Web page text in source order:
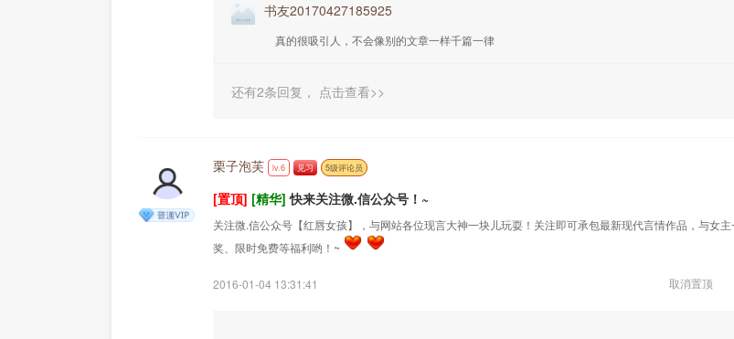
书友20170427185925
真的很吸引人，不会像别的文章一样千篇一律
还有2条回复， 点击查看>>
栗子泡芙 lv.6 见习 5级评论员
[置顶] [精华] 快来关注微.信公众号！~
关注微.信公众号【红唇女孩】，与网站各位现言大神一块儿玩耍！关注即可承包最新现代言情作品，与女
奖、限时免费等福利哟！~
2016-01-04 13:31:41 取消置顶